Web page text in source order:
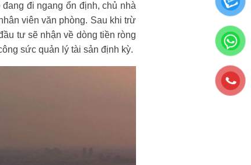
đi ngang ổn định, chủ nhà
viên văn phòng. Sau khi trừ
tư sẽ nhận về dòng tiền ròng
sức quản lý tài sản định kỳ.